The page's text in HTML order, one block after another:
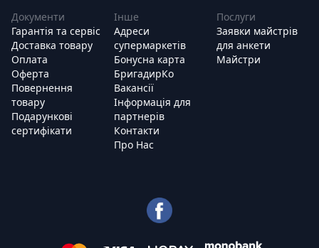
Документи
Гарантія та сервіс
Доставка товару
Оплата
Оферта
Повернення
товару
Подарункові
сертифікати
Інше
Адреси
супермаркетів
Бонусна карта
БригадирКо
Вакансії
Інформація для
партнерів
Контакти
Про Нас
Послуги
Заявки майстрів
для анкети
Майстри